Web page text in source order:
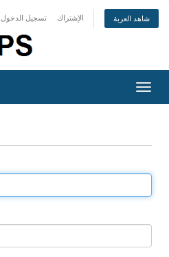
تسجيل الدخول الإشتراك شاهد العربة